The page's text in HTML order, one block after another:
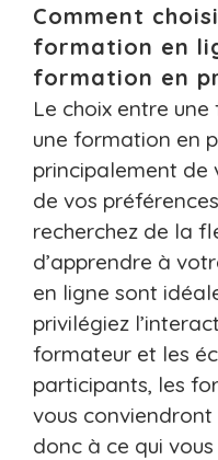
Comment
formation en
formation en
Le choix entre
une formation en
principalement de
de vos
recherchez de la
d’apprendre à
en ligne sont
privilégiez
formateur et les
participants, les
vous conviendront
donc à ce qui